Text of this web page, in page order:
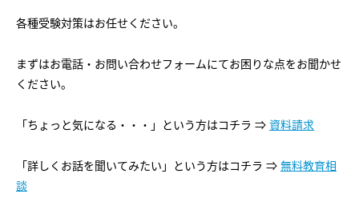
各種受験対策はお任せください。
まずはお電話・お問い合わせフォームにてお困りな点をお聞かせ
ください。
「ちょっと気になる・・・」という方はコチラ ⇒ 資料請求
「詳しくお話を聞いてみたい」という方はコチラ ⇒ 無料教育相
談